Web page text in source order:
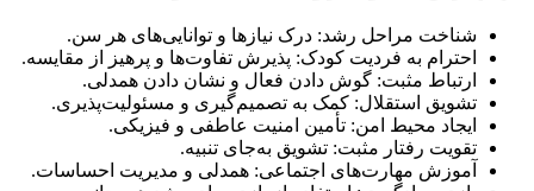
شناخت مراحل رشد: درک نیازها و توانایی‌های هر سن.
احترام به فردیت کودک: پذیرش تفاوت‌ها و پرهیز از مقایسه.
ارتباط مثبت: گوش دادن فعال و نشان دادن همدلی.
تشویق استقلال: کمک به تصمیم‌گیری و مسئولیت‌پذیری.
ایجاد محیط امن: تأمین امنیت عاطفی و فیزیکی.
تقویت رفتار مثبت: تشویق به‌جای تنبیه.
آموزش مهارت‌های اجتماعی: همدلی و مدیریت احساسات.